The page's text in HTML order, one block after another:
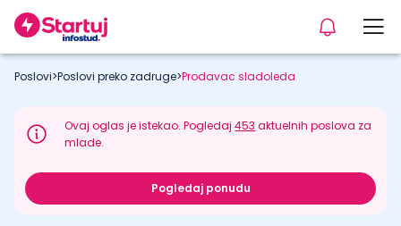
Poslovi>Poslovi preko zadruge>Prodavac sladoleda
Ovaj oglas je istekao. Pogledaj453 aktuelnih poslova za
mlade.
Pogledaj ponudu